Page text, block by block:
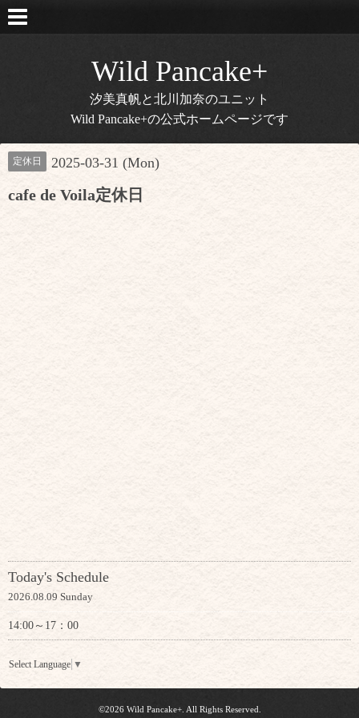
Wild Pancake+
汐美真帆と北川加奈のユニット
Wild Pancake+の公式ホームページです
定休日 2025-03-31 (Mon)
cafe de Voila定休日
Today's Schedule
2026.08.09 Sunday
14:00～17：00
Select Language ▼
©2026 Wild Pancake+. All Rights Reserved.